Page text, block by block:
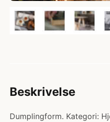
Beskrivelse
Dumplingform. Kategori: